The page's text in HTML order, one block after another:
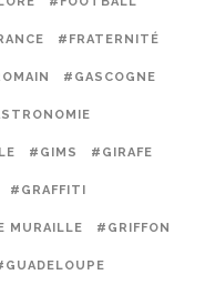
#FRATERNITÉ
#GASCOGNE
#GIMS #GIRAFE
#GRAFFITI
MURAILLE #GRIFFON